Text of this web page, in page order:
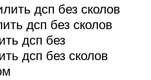
дсп без сколов
дсп без сколов
дсп без
дсп без сколов